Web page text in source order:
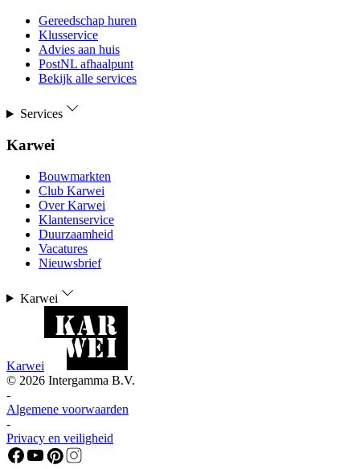
Gereedschap huren
Klusservice
Advies aan huis
PostNL afhaalpunt
Bekijk alle services
Services
Karwei
Bouwmarkten
Club Karwei
Over Karwei
Klantenservice
Duurzaamheid
Vacatures
Nieuwsbrief
Karwei
Karwei
© 2026 Intergamma B.V.
-
Algemene voorwaarden
-
Privacy en veiligheid